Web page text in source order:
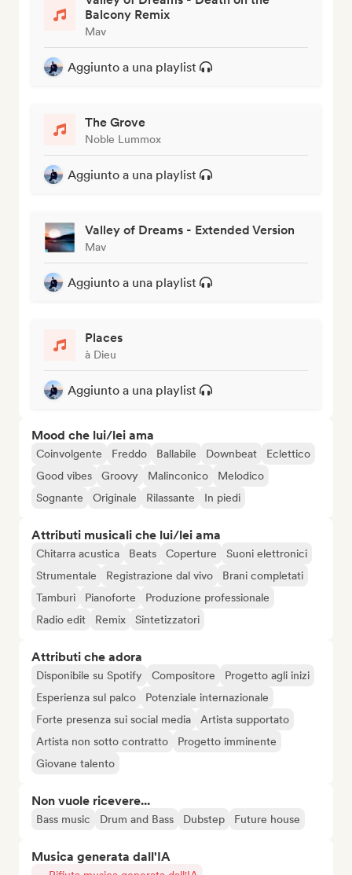
Balcony Remix
Mav
Aggiunto a una playlist
The Grove
Noble Lummox
Aggiunto a una playlist
Valley of Dreams - Extended Version
Mav
Aggiunto a una playlist
Places
à Dieu
Aggiunto a una playlist
Mood che lui/lei ama
Coinvolgente Freddo Ballabile Downbeat
Eclettico
Good vibes
Groovy Malinconico
Melodico
Sognante
Originale Rilassante In piedi
Attributi musicali che lui/lei ama
Chitarra acustica Beats Coperture
Suoni elettronici
Strumentale
Registrazione dal vivo
Brani completati
Tamburi
Pianoforte
Produzione professionale
Radio edit
Remix Sintetizzatori
Attributi che adora
Disponibile su Spotify Compositore
Progetto agli inizi
Esperienza sul palco
Potenziale internazionale
Forte presenza sui social media
Artista supportato
Artista non sotto contratto
Progetto imminente
Giovane talento
Non vuole ricevere...
Bass music Drum and Bass Dubstep Future house
Musica generata dall'IA